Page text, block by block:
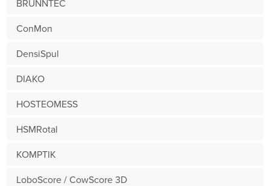
BRUNNTEC
ConMon
DensiSpul
DIAKO
HOSTEOMESS
HSMRotal
KOMPTIK
LoboScore / CowScore 3D